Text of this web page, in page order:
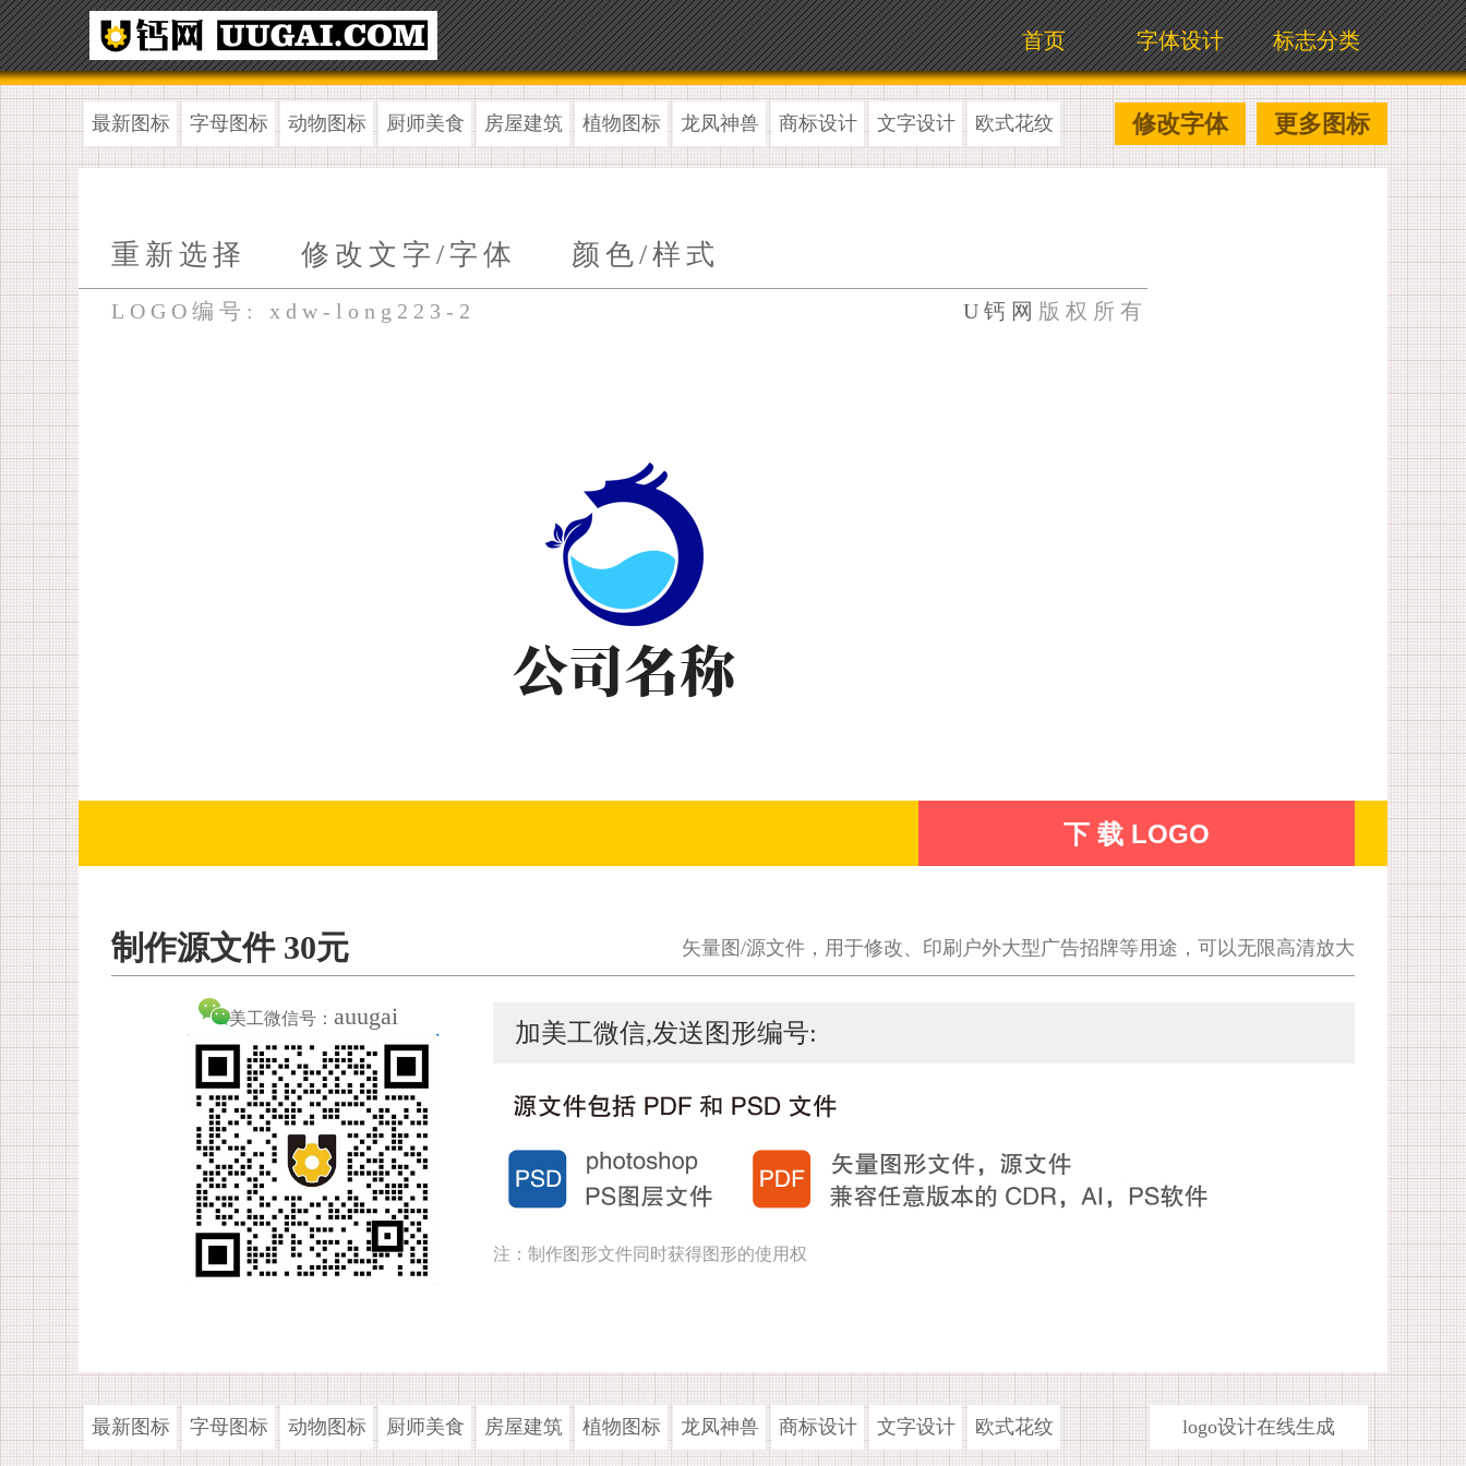
标志分类
字体设计
首页
最新图标 字母图标 动物图标 厨师美食 房屋建筑 植物图标 龙凤神兽 商标设计 文字设计 欧式花纹 更多图标
修改字体
重新选择 修改文字/字体 颜色/样式
LOGO编号: xdw-long223-2 U钙网 版权所有
下 载 LOGO
制作源文件 30元 矢量图/源文件，用于修改、印刷户外大型广告招牌等用途，可以无限高清放大
美工微信号： auugai
加美工微信,发送图形编号:
注：制作图形文件同时获得图形的使用权
最新图标 字母图标 动物图标 厨师美食 房屋建筑 植物图标 龙凤神兽 商标设计 文字设计 欧式花纹 logo设计在线生成